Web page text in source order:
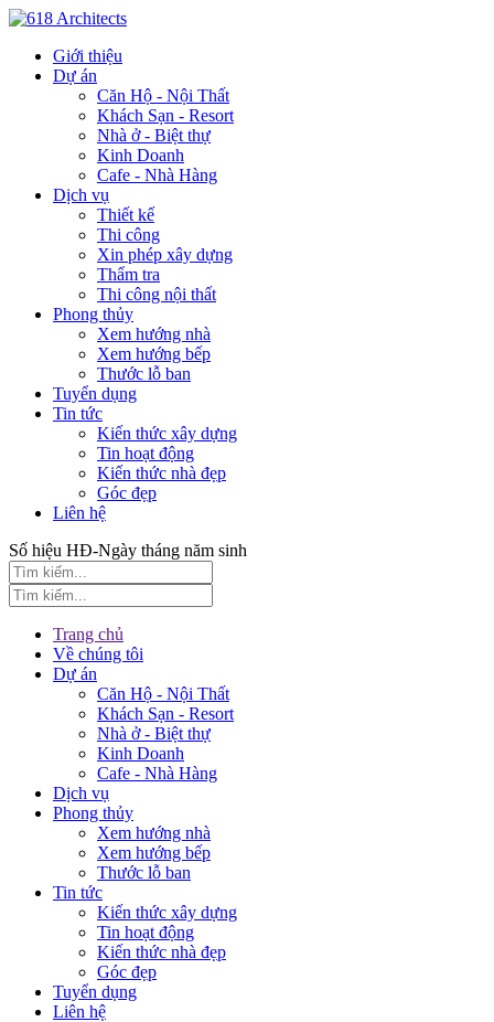
Giới thiệu
Dự án
Căn Hộ - Nội Thất
Khách Sạn - Resort
Nhà ở - Biệt thự
Kinh Doanh
Cafe - Nhà Hàng
Dịch vụ
Thiết kế
Thi công
Xin phép xây dựng
Thẩm tra
Thi công nội thất
Phong thủy
Xem hướng nhà
Xem hướng bếp
Thước lỗ ban
Tuyển dụng
Tin tức
Kiến thức xây dựng
Tin hoạt động
Kiến thức nhà đẹp
Góc đẹp
Liên hệ
Số hiệu HĐ-Ngày tháng năm sinh
Trang chủ
Về chúng tôi
Dự án
Căn Hộ - Nội Thất
Khách Sạn - Resort
Nhà ở - Biệt thự
Kinh Doanh
Cafe - Nhà Hàng
Dịch vụ
Phong thủy
Xem hướng nhà
Xem hướng bếp
Thước lỗ ban
Tin tức
Kiến thức xây dựng
Tin hoạt động
Kiến thức nhà đẹp
Góc đẹp
Tuyển dụng
Liên hệ